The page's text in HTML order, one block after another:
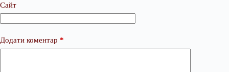
Сайт
Додати коментар *